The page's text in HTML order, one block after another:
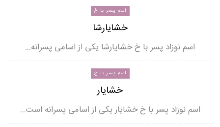
اسم پسر با خ
خشایارشا
اسم نوزاد پسر با خ خشایارشا یکی از اسامی پسرانه…
اسم پسر با خ
خشایار
اسم نوزاد پسر با خ خشایار یکی از اسامی پسرانه است…